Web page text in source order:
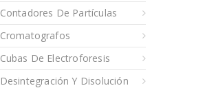
Contadores De Partículas
Cromatografos
Cubas De Electroforesis
Desintegración Y Disolución